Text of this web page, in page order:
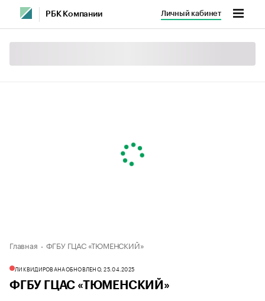
РБК Компании Личный кабинет
Главная ФГБУ ГЦАС «ТЮМЕНСКИЙ»
ЛИКВИДИРОВАНАОБНОВЛЕНО, 25.04.2025
ФГБУ ГЦАС «ТЮМЕНСКИЙ»